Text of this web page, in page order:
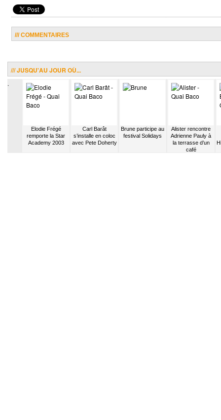
/// COMMENTAIRES
/// JUSQU'AU JOUR OÙ...
.
Elodie Frégé
remporte la Star
Academy 2003
Carl Barât
s’installe en coloc
avec Pete Doherty
Brune participe au
festival Solidays
Alister rencontre
Adrienne Pauly à
la terrasse d’un
café